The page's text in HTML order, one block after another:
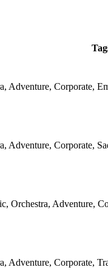
Adventure, Corporate,
Adventure, Corporate,
Orchestra, Adventure,
Adventure, Corporate,